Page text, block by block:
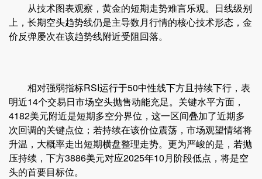
从技术图表观察，黄金的短期走势难言乐观。日线级别
上，长期空头趋势线仍是主导数月行情的核心技术形态，金
价反弹屡次在该趋势线附近受阻回落。
相对强弱指标RSI运行于50中性线下方且持续下行，表
明近14个交易日市场空头抛售动能充足。关键水平方面，
4182美元附近是短期多空分界位，这一区间叠加了近期多
次回调的关键点位；若持续在该价位震荡，市场观望情绪将
升温，大概率走出短期横盘整理走势。更为严峻的是，若抛
压持续，下方3886美元对应2025年10月阶段低点，将是空
头的首要目标位。